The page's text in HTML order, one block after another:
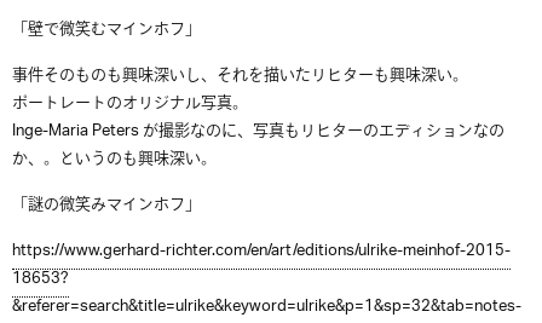
「壁で微笑むマインホフ」
事件そのものも興味深いし、それを描いたリヒターも興味深い。
ポートレートのオリジナル写真。
Inge-Maria Peters が撮影なのに、写真もリヒターのエディションなの
か、。というのも興味深い。
「謎の微笑みマインホフ」
https://www.gerhard-richter.com/en/art/editions/ulrike-meinhof-2015-
18653?
&referer=search&title=ulrike&keyword=ulrike&p=1&sp=32&tab=notes-